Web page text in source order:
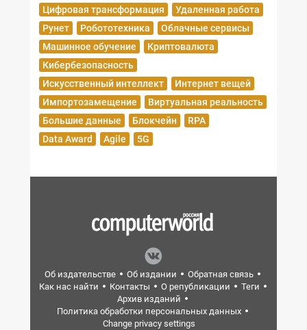
Цифровая трансформация
Удаленная работа
Рунет
Робототехника
Облачные сервисы
Машинное обучение
Криптовалюта
Кибербезопасность
Искусственный интеллект
Интернет вещей
Импортозамещение
Виртуальная реальность
Большие данные
Блокчейн
RPA
Data Award
Agile 5G
Об издательстве Об издании
Обратная связь
Как нас найти
Контакты О републикации
Теги
Архив изданий
Политика обработки персональных данных
Change privacy settings